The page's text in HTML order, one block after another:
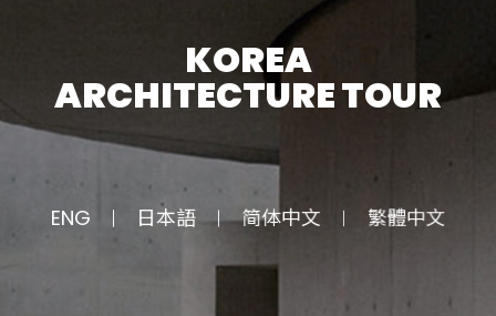
KOREA
ARCHITECTURE TOUR
ENG 日本語 简体中文 繁體中文